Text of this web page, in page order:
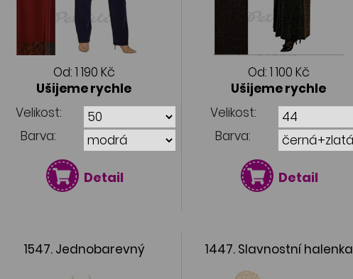
Od: 1 190 Kč
Ušijeme rychle
Velikost:
Barva:
Detail
Od: 1 100 Kč
Ušijeme rychle
Velikost:
Barva:
Detail
1547. Jednobarevný
1447. Slavnostní halenka